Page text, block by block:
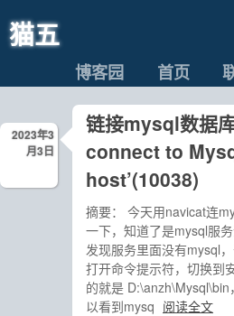
猫五
博客园 首页
2023年3
月3日
链接mysql数据
connect to
host’(10038)
摘要： 今天用navicat连
一下，知道了是mysql服
发现服务里面没有mysql
打开命令提示符，切换到
的就是
以看到mysq 阅读全文